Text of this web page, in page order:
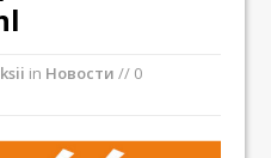
in Новости // 0